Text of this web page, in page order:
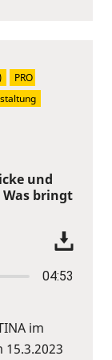
und
bringt
04:53
im
15.3.2023
PRO